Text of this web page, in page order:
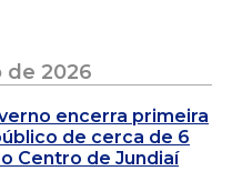
de 2026
encerra primeira
de cerca de 6
Centro de Jundiaí